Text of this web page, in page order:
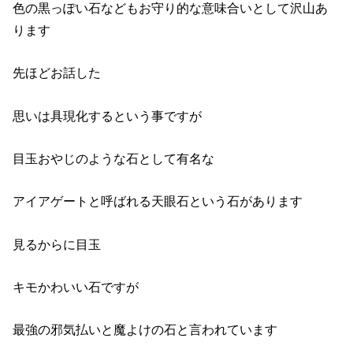
色の黒っぽい石などもお守り的な意味合いとして沢山あ
ります
先ほどお話した
思いは具現化するという事ですが
目玉おやじのような石として有名な
アイアゲートと呼ばれる天眼石という石があります
見るからに目玉
キモかわいい石ですが
最強の邪気払いと魔よけの石と言われています